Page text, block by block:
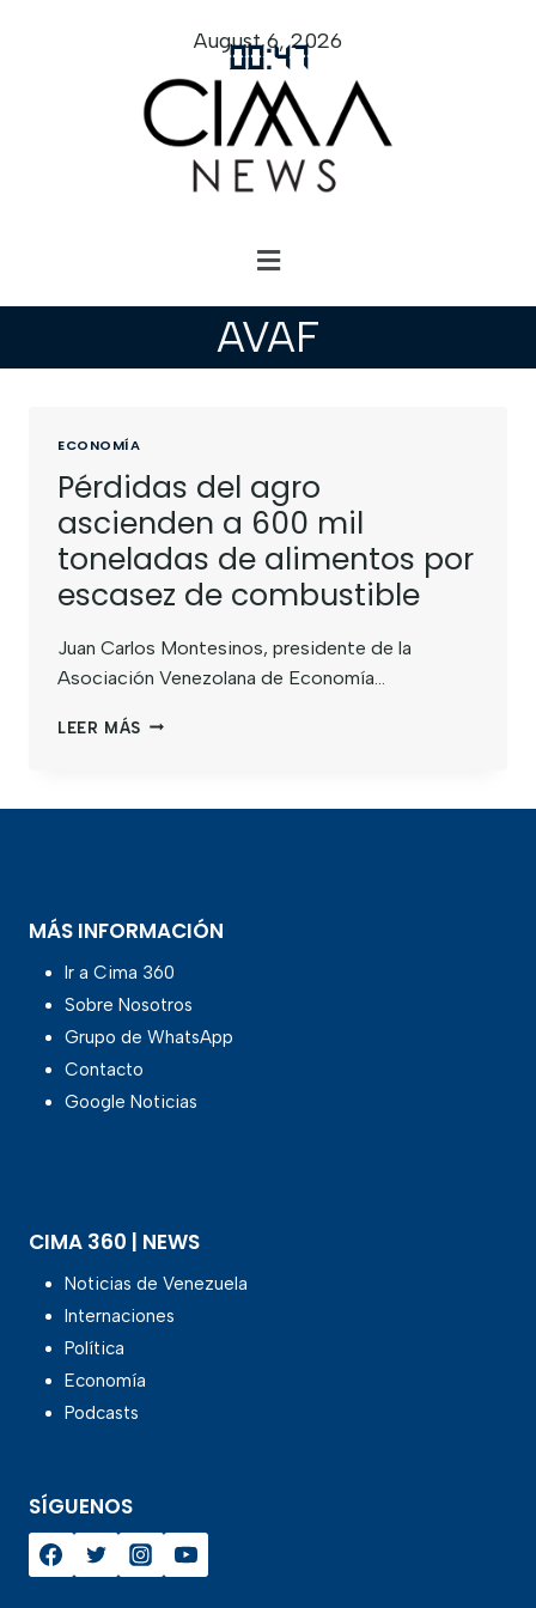
00:47
August 6, 2026
AVAF
ECONOMÍA
Pérdidas del agro
ascienden a 600 mil
toneladas de alimentos por
escasez de combustible
Juan Carlos Montesinos, presidente de la
Asociación Venezolana de Economía…
LEER MÁS
MÁS INFORMACIÓN
Ir a Cima 360
Sobre Nosotros
Grupo de WhatsApp
Contacto
Google Noticias
CIMA 360 | NEWS
Noticias de Venezuela
Internaciones
Política
Economía
Podcasts
SÍGUENOS